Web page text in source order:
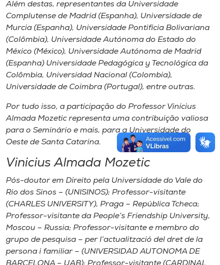
Além destas, representantes da Universidade
Complutense de Madrid (Espanha), Universidade de
Murcia (Espanha), Universidade Pontifícia Bolivariana
(Colômbia), Universidade Autónoma do Estado do
México (México), Universidade Autónoma de Madrid
(Espanha) Universidade Pedagógica y Tecnológica da
Colômbia, Universidad Nacional (Colombia),
Universidade de Coimbra (Portugal), entre outras.
Por tudo isso, a participação do Professor Vinícius
Almada Mozetic representa uma contribuição valiosa
para o Seminário e mais, para a Universidade do
Oeste de Santa Catarina.
Vinicius Almada Mozetic
Pós-doutor em Direito pela Universidade do Vale do
Rio dos Sinos – (UNISINOS); Professor-visitante
(CHARLES UNIVERSITY), Praga – República Tcheca;
Professor-visitante da People’s Friendship University,
Moscou – Russia; Professor-visitante e membro do
grupo de pesquisa – per l’actualització del dret de la
persona i familiar – (UNIVERSIDAD AUTONOMA DE